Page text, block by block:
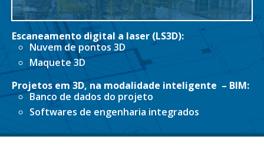
Escaneamento digital a laser (LS3D):
Nuvem de pontos 3D
Maquete 3D
Projetos em 3D, na modalidade inteligente – BIM:
Banco de dados do projeto
Softwares de engenharia integrados